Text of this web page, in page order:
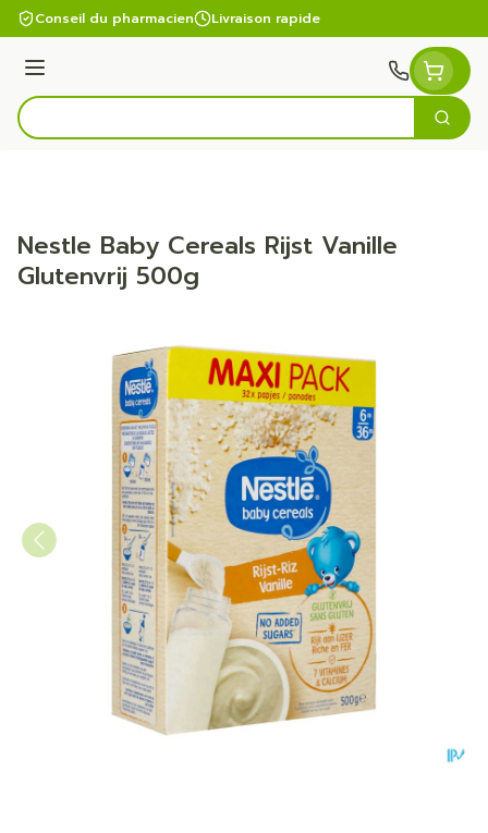
Aller au contenu
Conseil du pharmacien Livraison rapide
Menu
Rechercher
Nestle Baby Cereals Rijst Vanille
Glutenvrij 500g